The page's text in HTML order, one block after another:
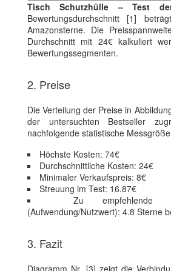
Tisch Schutzhülle – Test
Bewertungsdurchschnitt [1]
Amazonsterne. Die
Durchschnitt mit 24€ kalkuliert
Bewertungssegmenten.
2. Preise
Die Verteilung der Preise in
der untersuchten Bestseller
nachfolgende statistische
Höchste Kosten: 74€
Durchschnittliche Kosten: 24€
Minimaler Verkaufspreis: 8€
Streuung im Test: 16.87€
Zu empfehlende
(Aufwendung/Nutzwert): 4.8 Sterne
3. Fazit